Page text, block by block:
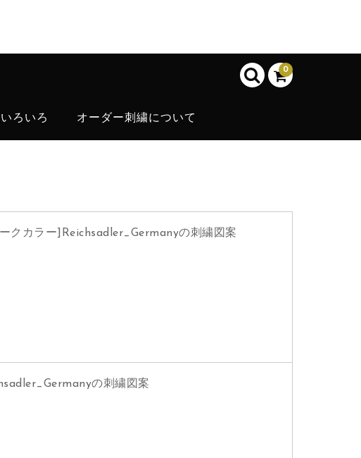
0
ろいろ オーダー刺繍について
クカラー]Reichsadler_Germanyの刺繍図案
の刺繍図案